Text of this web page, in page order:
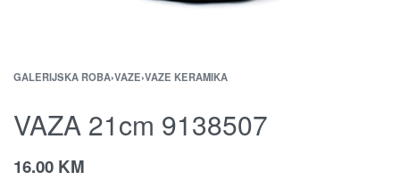
GALERIJSKA ROBA›VAZE›VAZE KERAMIKA
VAZA 21cm 9138507
16.00 KM